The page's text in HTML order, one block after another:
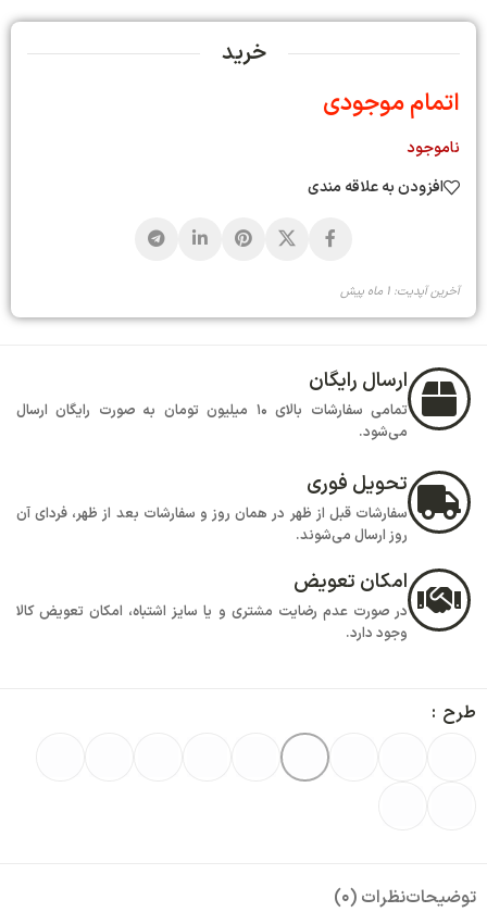
خرید
اتمام موجودی
ناموجود
افزودن به علاقه مندی
آخرین آپدیت: 1 ماه پیش
ارسال رایگان
تمامی سفارشات بالای 10 میلیون تومان به صورت رایگان ارسال
می‌شود.
تحویل فوری
سفارشات قبل از ظهر در همان روز و سفارشات بعد از ظهر، فردای آن
روز ارسال می‌شوند.
امکان تعویض
در صورت عدم رضایت مشتری و یا سایز اشتباه، امکان تعویض کالا
وجود دارد.
طرح
توضیحاتنظرات (0)